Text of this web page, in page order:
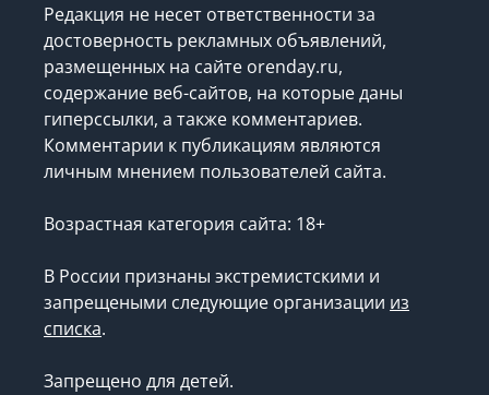
Редакция не несет ответственности за
достоверность рекламных объявлений,
размещенных на сайте orenday.ru,
содержание веб-сайтов, на которые даны
гиперссылки, а также комментариев.
Комментарии к публикациям являются
личным мнением пользователей сайта.
Возрастная категория сайта: 18+
В России признаны экстремистскими и
запрещеными следующие организации из
списка.
Запрещено для детей.